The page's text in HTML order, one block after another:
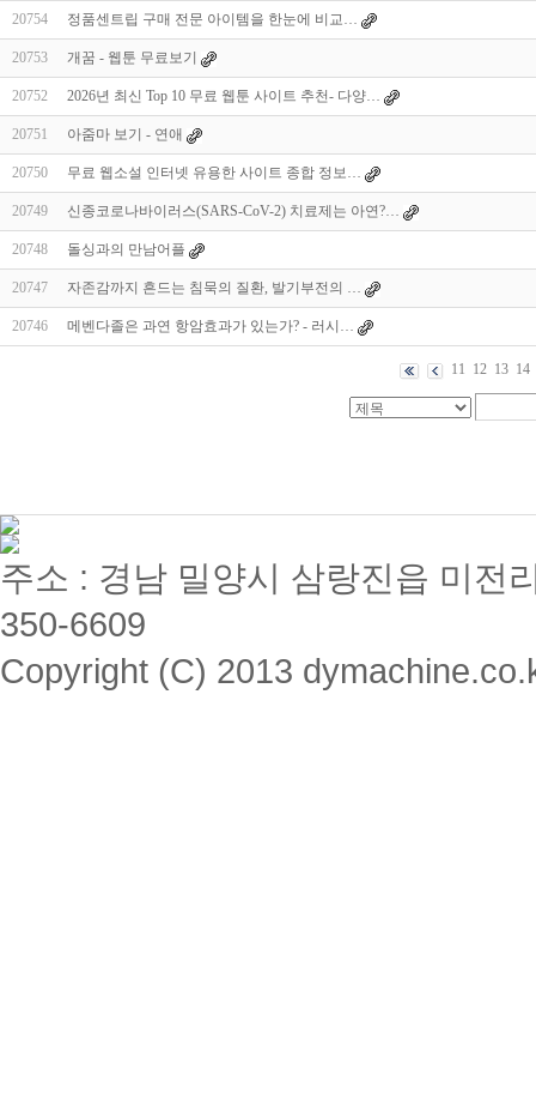
20754 정품센트립 구매 전문 아이템을 한눈에 비교…
20753 개꿈 - 웹툰 무료보기
20752 2026년 최신 Top 10 무료 웹툰 사이트 추천- 다양…
20751 아줌마 보기 - 연애
20750 무료 웹소설 인터넷 유용한 사이트 종합 정보…
20749 신종코로나바이러스(SARS-CoV-2) 치료제는 아연?…
20748 돌싱과의 만남어플
20747 자존감까지 흔드는 침묵의 질환, 발기부전의 …
20746 메벤다졸은 과연 항암효과가 있는가? - 러시…
11 12 13 14
주소 : 경남 밀양시 삼랑진읍 미전
350-6609
Copyright (C) 2013